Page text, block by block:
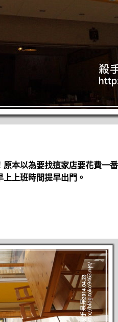
本以為要找這家店要花費一
上班時間提早出門。